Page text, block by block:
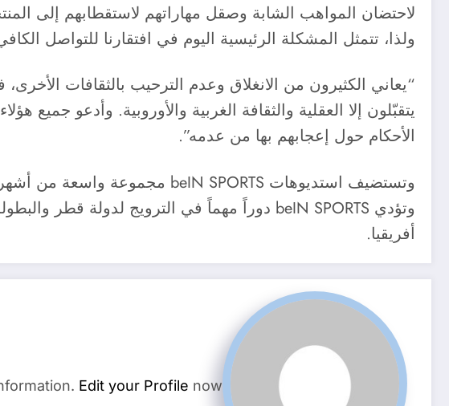
لاحتضان المواهب الشابة وصقل مهاراتهم لاستقطابهم إلى
ولذا، تتمثل المشكلة الرئيسية اليوم في افتقارنا للتواصل
“يعاني الكثيرون من الانغلاق وعدم الترحيب بالثقافات
يتقبّلون إلا العقلية والثقافة الغربية والأوروبية. وأدعو جميع
الأحكام حول إعجابهم بها من عدمه”.
أفريقيا.
Edit your Profile now.